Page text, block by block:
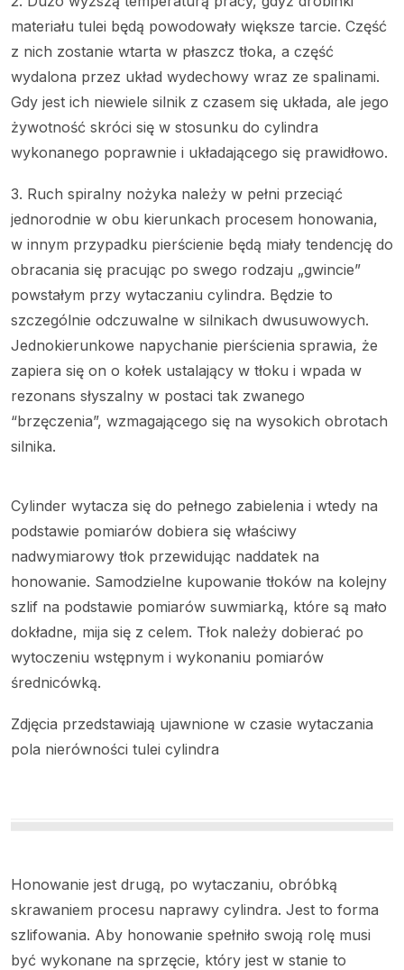
materiału tulei będą powodowały większe tarcie. Część
z nich zostanie wtarta w płaszcz tłoka, a część
wydalona przez układ wydechowy wraz ze spalinami.
Gdy jest ich niewiele silnik z czasem się układa, ale jego
żywotność skróci się w stosunku do cylindra
wykonanego poprawnie i układającego się prawidłowo.
3. Ruch spiralny nożyka należy w pełni przeciąć
jednorodnie w obu kierunkach procesem honowania,
w innym przypadku pierścienie będą miały tendencję do
obracania się pracując po swego rodzaju „gwincie”
powstałym przy wytaczaniu cylindra. Będzie to
szczególnie odczuwalne w silnikach dwusuwowych.
Jednokierunkowe napychanie pierścienia sprawia, że
zapiera się on o kołek ustalający w tłoku i wpada w
rezonans słyszalny w postaci tak zwanego
“brzęczenia”, wzmagającego się na wysokich obrotach
silnika.
Cylinder wytacza się do pełnego zabielenia i wtedy na
podstawie pomiarów dobiera się właściwy
nadwymiarowy tłok przewidując naddatek na
honowanie. Samodzielne kupowanie tłoków na kolejny
szlif na podstawie pomiarów suwmiarką, które są mało
dokładne, mija się z celem. Tłok należy dobierać po
wytoczeniu wstępnym i wykonaniu pomiarów
średnicówką.
Zdjęcia przedstawiają ujawnione w czasie wytaczania
pola nierówności tulei cylindra
Honowanie jest drugą, po wytaczaniu, obróbką
skrawaniem procesu naprawy cylindra. Jest to forma
szlifowania. Aby honowanie spełniło swoją rolę musi
być wykonane na sprzęcie, który jest w stanie to